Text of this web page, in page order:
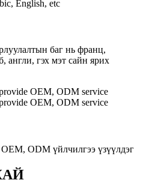
баг нь франц,
англи, гэх мэт сайн ярих
ODM үйлчилгээ үзүүлдэг